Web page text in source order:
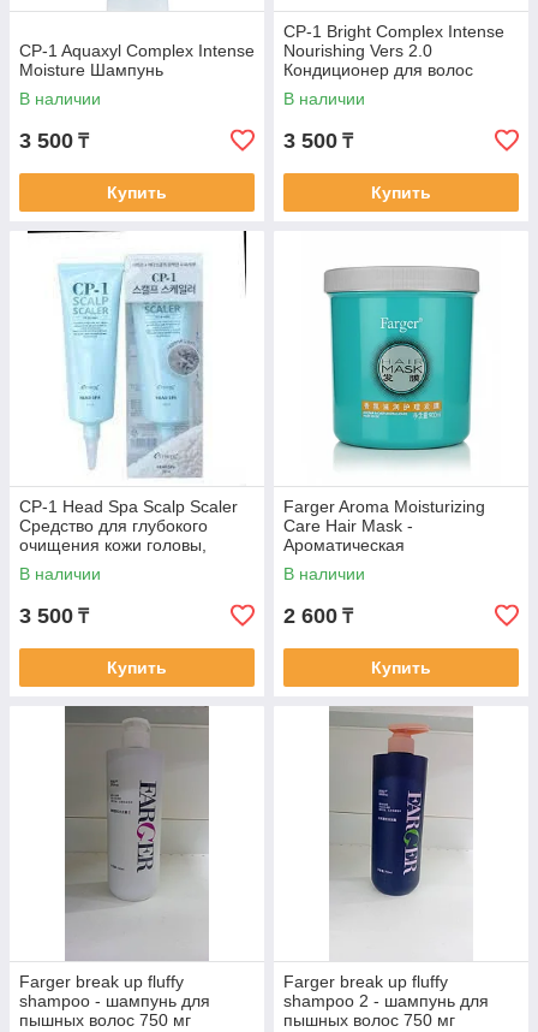
CP-1 Aquaxyl Complex Intense
Moisture Шампунь
В наличии
3 500 ₸
Купить
CP-1 Bright Complex Intense
Nourishing Vers 2.0
Кондиционер для волос
В наличии
3 500 ₸
Купить
CP-1 Head Spa Scalp Scaler
Средство для глубокого
очищения кожи головы,
250мл
В наличии
3 500 ₸
Купить
Farger Aroma Moisturizing
Care Hair Mask -
Ароматическая
увлажняющая маска для
ухода за волосами 900 мг
В наличии
2 600 ₸
Купить
Farger break up fluffy
shampoo - шампунь для
пышных волос 750 мг
Farger break up fluffy
shampoo 2 - шампунь для
пышных волос 750 мг